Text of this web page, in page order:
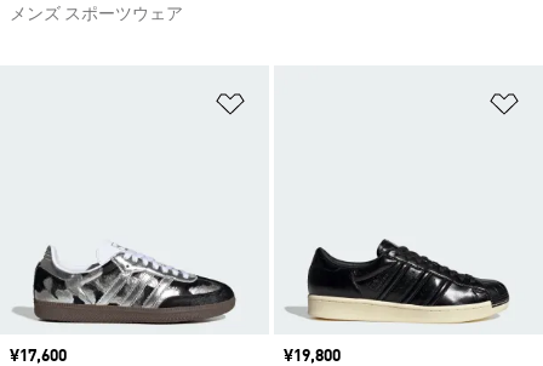
メンズ スポーツウェア
価格
¥17,600
価格
¥19,800